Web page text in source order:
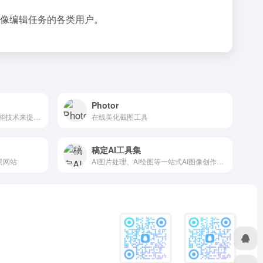
辑任务的各类用户。
Photor
在线美化截图工具
网站
稿定AI工具集